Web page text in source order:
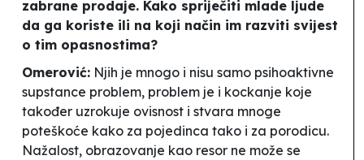
zabrane prodaje. Kako spriječiti mlade ljude
da ga koriste ili na koji način im razviti svijest
o tim opasnostima?
Omerović: Njih je mnogo i nisu samo psihoaktivne
supstance problem, problem je i kockanje koje
također uzrokuje ovisnost i stvara mnoge
poteškoće kako za pojedinca tako i za porodicu.
Nažalost, obrazovanje kao resor ne može se